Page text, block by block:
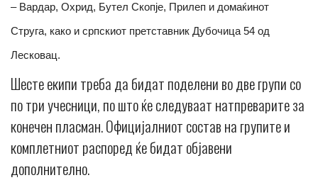
– Вардар, Охрид, Бутел Скопје, Прилеп и домаќинот
Струга, како и српскиот претставник Дубочица 54 од
Лесковац.
Шесте екипи треба да бидат поделени во две групи со
по три учесници, по што ќе следуваат натпреварите за
конечен пласман. Официјалниот состав на групите и
комплетниот распоред ќе бидат објавени
дополнително.